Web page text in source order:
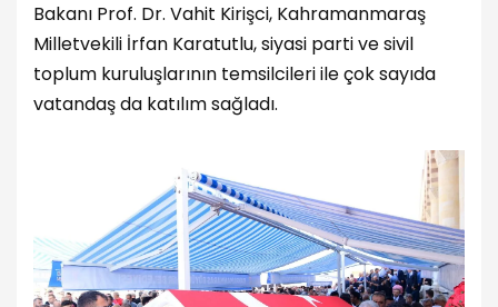
Bakanı Prof. Dr. Vahit Kirişci, Kahramanmaraş
Milletvekili İrfan Karatutlu, siyasi parti ve sivil
toplum kuruluşlarının temsilcileri ile çok sayıda
vatandaş da katılım sağladı.